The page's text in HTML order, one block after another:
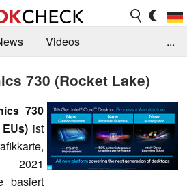
Videos
Suche
Jobs
...
730 (Rocket Lake)
730
ist
2021
basiert